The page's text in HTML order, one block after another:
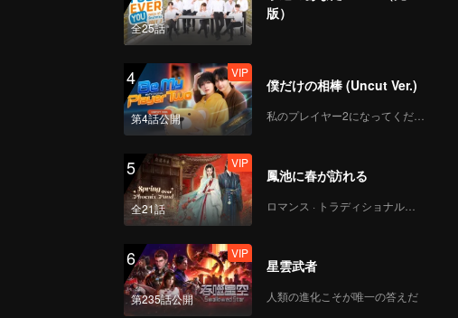
全25話
版）
4
第4話公開
VIP
僕だけの相棒 (Uncut Ver.)
私のプレイヤー2になってください
5
全21話
VIP
鳳池に春が訪れる
ロマンス · トラディショナル・コスチューム
6
第235話公開
VIP
星雲武者
人類の進化こそが唯一の答えだ